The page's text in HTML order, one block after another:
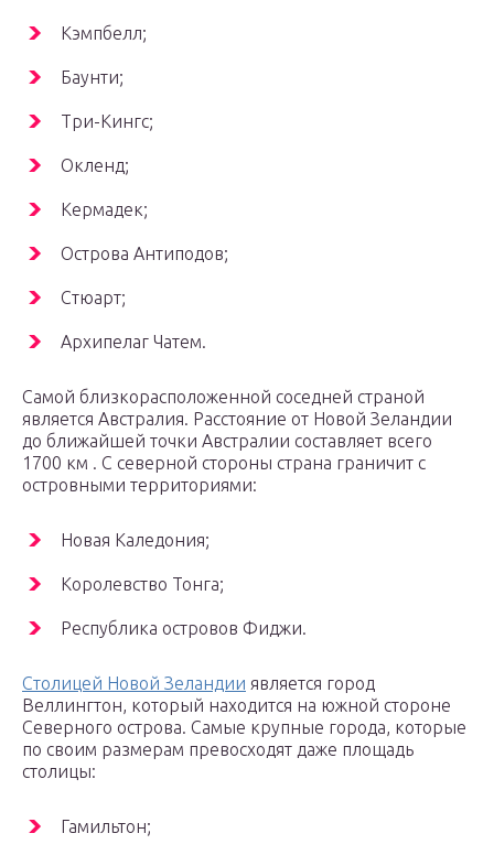
Кэмпбелл;
Баунти;
Три-Кингс;
Окленд;
Кермадек;
Острова Антиподов;
Стюарт;
Архипелаг Чатем.
Самой близкорасположенной соседней страной
является Австралия. Расстояние от Новой Зеландии
до ближайшей точки Австралии составляет всего
1700 км . С северной стороны страна граничит с
островными территориями:
Новая Каледония;
Королевство Тонга;
Республика островов Фиджи.
Столицей Новой Зеландии является город
Веллингтон, который находится на южной стороне
Северного острова. Самые крупные города, которые
по своим размерам превосходят даже площадь
столицы:
Гамильтон;